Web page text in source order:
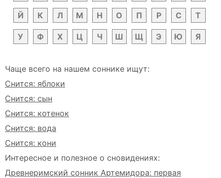
Й К Л М Н О П Р С Т
У Ф Х Ц Ч Ш Щ Э Ю Я
Чаще всего на нашем соннике ищут:
Снится: яблоки
Снится: сын
Снится: котенок
Снится: вода
Снится: кони
Интересное и полезное о сновидениях:
Древнеримский сонник Артемидора: первая